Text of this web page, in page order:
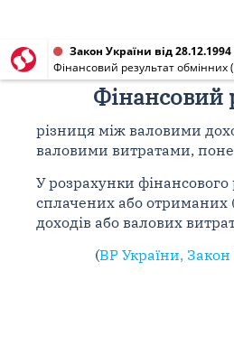
Закон України від
Фінансовий результат обмінних